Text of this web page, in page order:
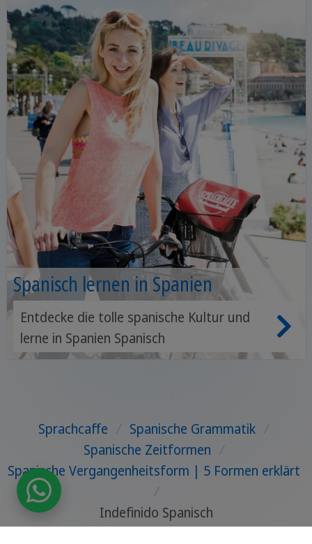
Spanisch lernen in Spanien
Entdecke die tolle spanische Kultur und
lerne in Spanien Spanisch
Sprachcaffe Spanische Grammatik /
Spanische Zeitformen
Spanische Vergangenheitsform | 5 Formen erklärt
/
Indefinido Spanisch